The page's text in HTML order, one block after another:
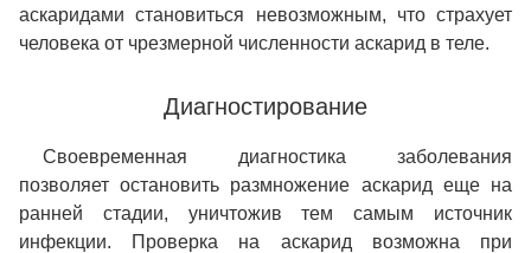
аскаридами становиться невозможным, что страхует
человека от чрезмерной численности аскарид в теле.
Диагностирование
Своевременная диагностика заболевания
позволяет остановить размножение аскарид еще на
ранней стадии, уничтожив тем самым источник
инфекции. Проверка на аскарид возможна при